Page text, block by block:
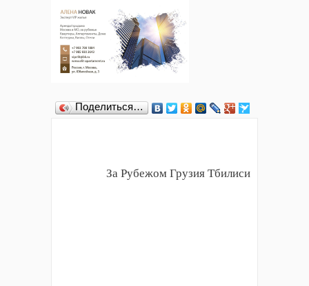
Поделиться…
За Рубежом Грузия Тбилиси